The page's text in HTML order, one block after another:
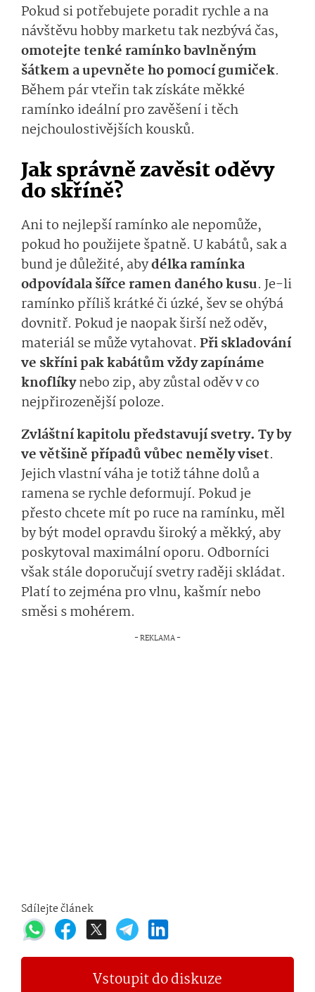
Pokud si potřebujete poradit rychle a na
návštěvu hobby marketu tak nezbývá čas,
omotejte tenké ramínko bavlněným
šátkem a upevněte ho pomocí gumiček.
Během pár vteřin tak získáte měkké
ramínko ideální pro zavěšení i těch
nejchoulostivějších kousků.
Jak správně zavěsit oděvy
do skříně?
Ani to nejlepší ramínko ale nepomůže,
pokud ho použijete špatně. U kabátů, sak a
bund je důležité, abydélka ramínka
odpovídala šířce ramen daného kusu. Je-li
ramínko příliš krátké či úzké, šev se ohýbá
dovnitř. Pokud je naopak širší než oděv,
materiál se může vytahovat. Při skladování
ve skříni pak kabátům vždy zapínáme
knoflíkynebo zip, aby zůstal oděv v co
nejpřirozenější poloze.
Zvláštní kapitolu představují svetry. Ty by
ve většině případů vůbec neměly viset.
Jejich vlastní váha je totiž táhne dolů a
ramena se rychle deformují. Pokud je
přesto chcete mít po ruce na ramínku, měl
by být model opravdu široký a měkký, aby
poskytoval maximální oporu. Odborníci
však stále doporučují svetry raději skládat.
Platí to zejména pro vlnu, kašmír nebo
směsi s mohérem.
Sdílejte článek
Vstoupit do diskuze